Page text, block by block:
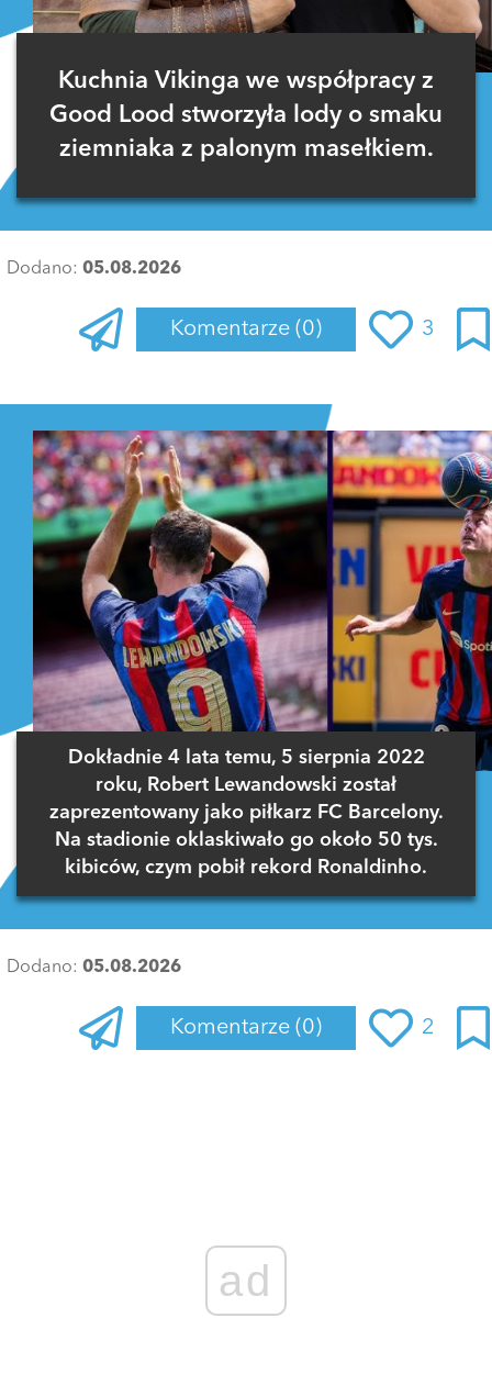
Kuchnia Vikinga we współpracy z
Good Lood stworzyła lody o smaku
ziemniaka z palonym masełkiem.
Dodano: 05.08.2026
Komentarze (0) 3
Dokładnie 4 lata temu, 5 sierpnia 2022
roku, Robert Lewandowski został
zaprezentowany jako piłkarz FC Barcelony.
Na stadionie oklaskiwało go około 50 tys.
kibiców, czym pobił rekord Ronaldinho.
Dodano: 05.08.2026
Komentarze (0) 2
ad